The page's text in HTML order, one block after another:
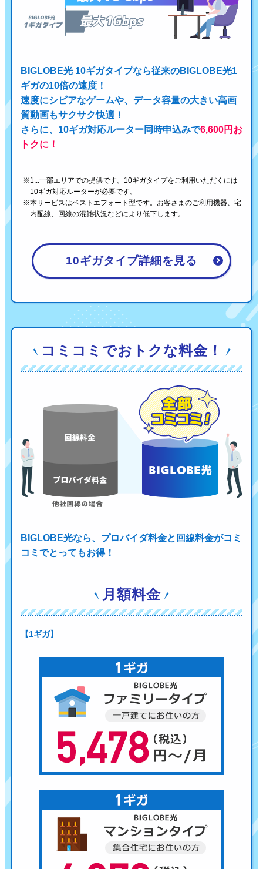
BIGLOBE光 10ギガタイプなら従来のBIGLOBE光1
ギガの10倍の速度！
速度にシビアなゲームや、データ容量の大きい高画
質動画もサクサク快適！
さらに、10ギガ対応ルーター同時申込みで6,600円お
トクに！
1...一部エリアでの提供です。10ギガタイプをご利用いただくには
10ギガ対応ルーターが必要です。
本サービスはベストエフォート型です。お客さまのご利用機器、宅
内配線、回線の混雑状況などにより低下します。
10ギガタイプ詳細を見る
コミコミでおトクな料金！
BIGLOBE光なら、プロバイダ料金と回線料金がコミ
コミでとってもお得！
月額料金
【1ギガ】